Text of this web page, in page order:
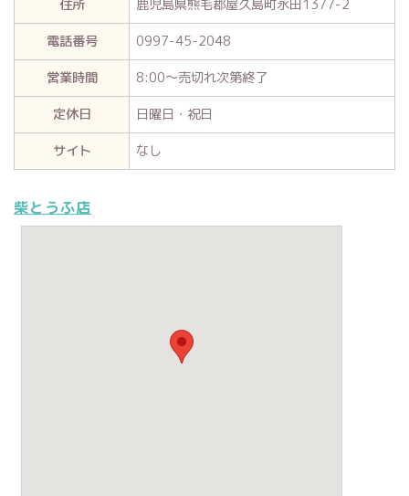
住所
鹿児島県熊毛郡屋久島町永田1377-2
電話番号
0997-45-2048
営業時間
8:00～売切れ次第終了
定休日
日曜日・祝日
サイト
なし
柴とうふ店